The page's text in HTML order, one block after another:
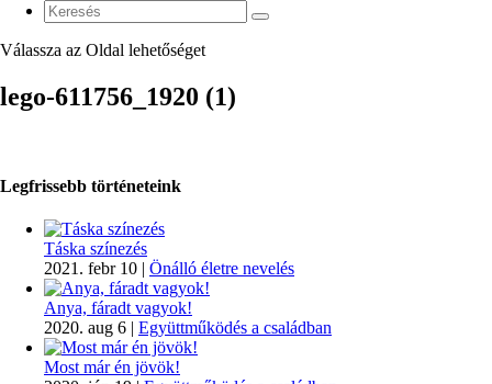
Válassza az Oldal lehetőséget
lego-611756_1920 (1)
Legfrissebb történeteink
Táska színezés
2021. febr 10 | Önálló életre nevelés
Anya, fáradt vagyok!
2020. aug 6 | Együttműködés a családban
Most már én jövök!